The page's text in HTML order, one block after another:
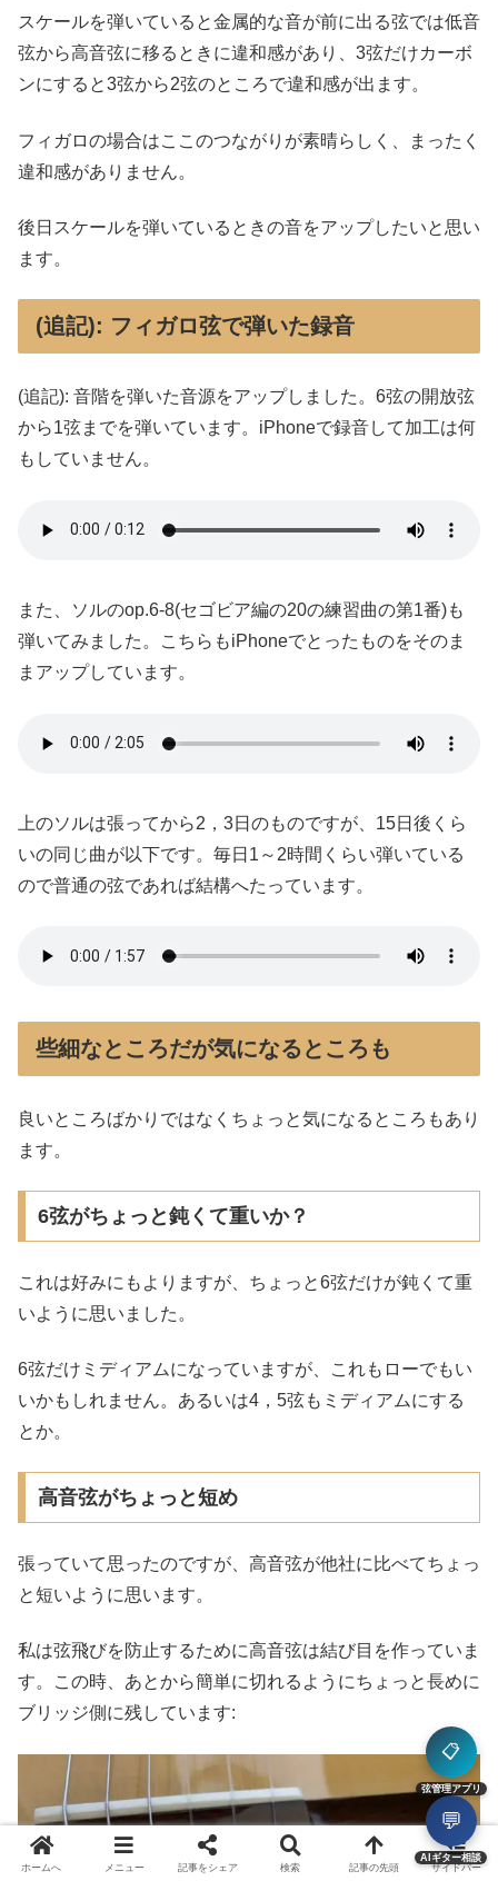
スケールを弾いていると金属的な音が前に出る弦では低音
弦から高音弦に移るときに違和感があり、3弦だけカーボ
ンにすると3弦から2弦のところで違和感が出ます。
フィガロの場合はここのつながりが素晴らしく、まったく
違和感がありません。
後日スケールを弾いているときの音をアップしたいと思い
ます。
(追記): フィガロ弦で弾いた録音
(追記): 音階を弾いた音源をアップしました。6弦の開放弦
から1弦までを弾いています。iPhoneで録音して加工は何
もしていません。
また、ソルのop.6-8(セゴビア編の20の練習曲の第1番)も
弾いてみました。こちらもiPhoneでとったものをそのま
まアップしています。
上のソルは張ってから2，3日のものですが、15日後くら
いの同じ曲が以下です。毎日1～2時間くらい弾いている
ので普通の弦であれば結構へたっています。
些細なところだが気になるところも
良いところばかりではなくちょっと気になるところもあり
ます。
6弦がちょっと鈍くて重いか？
これは好みにもよりますが、ちょっと6弦だけが鈍くて重
いように思いました。
6弦だけミディアムになっていますが、これもローでもい
いかもしれません。あるいは4，5弦もミディアムにする
とか。
高音弦がちょっと短め
張っていて思ったのですが、高音弦が他社に比べてちょっ
と短いように思います。
私は弦飛びを防止するために高音弦は結び目を作っていま
す。この時、あとから簡単に切れるようにちょっと長めに
ブリッジ側に残しています:
ホームへ メニュー 記事をシェア 検索 記事の先頭 サイドバー
📋
弦管理アプリ
💬
AIギター相談